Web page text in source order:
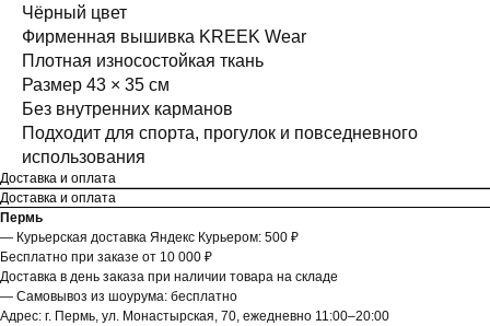
Чёрный цвет
Фирменная вышивка KREEK Wear
Плотная износостойкая ткань
Размер 43 × 35 см
Без внутренних карманов
Подходит для спорта, прогулок и повседневного
использования
Доставка и оплата
Доставка и оплата
Пермь
— Курьерская доставка Яндекс Курьером: 500 ₽
Бесплатно при заказе от 10 000 ₽
Доставка в день заказа при наличии товара на складе
— Самовывоз из шоурума: бесплатно
Адрес: г. Пермь, ул. Монастырская, 70, ежедневно 11:00–20:00